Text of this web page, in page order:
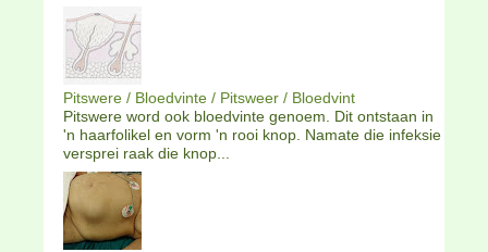
Pitswere / Bloedvinte / Pitsweer / Bloedvint
Pitswere word ook bloedvinte genoem. Dit ontstaan in
'n haarfolikel en vorm 'n rooi knop. Namate die infeksie
versprei raak die knop...